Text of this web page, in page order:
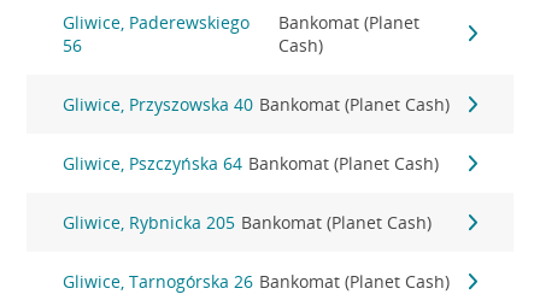
Gliwice, Paderewskiego
56
Bankomat (Planet
Cash)
Gliwice, Przyszowska 40 Bankomat (Planet Cash)
Gliwice, Pszczyńska 64 Bankomat (Planet Cash)
Gliwice, Rybnicka 205 Bankomat (Planet Cash)
Gliwice, Tarnogórska 26 Bankomat (Planet Cash)